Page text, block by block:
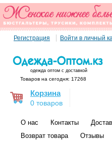
Регистрация Войти в личный
одежда оптом с доставкой
Товаров на сегодня: 17268
Корзина
0 товаров
О нас Контакты
Возврат товара
Отзывы